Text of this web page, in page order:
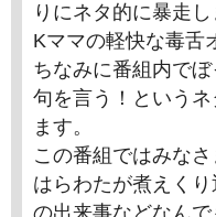
りにネタ的に暴走
Kママの軽快な毒舌
ちなみに番組内で
句を言う！という
ます。
この番組ではみな
はらわたが煮えく
の出来事などなんで